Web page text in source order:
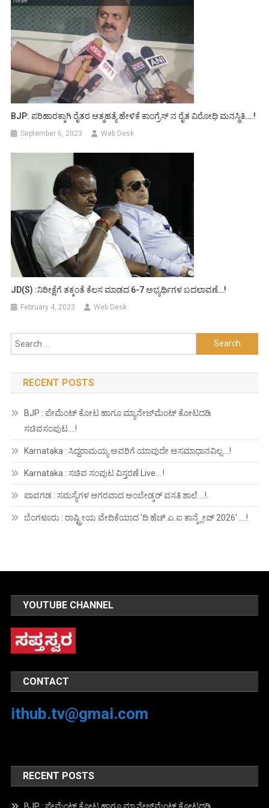
BJP: ಪರಿಹಾರಕ್ಕಾಗಿ ರೈತರ ಆತ್ಮಹತ್ಯೆ ಹೇಳಿಕೆ ಕಾಂಗ್ರೆಸ್ ನ ರೈತ ವಿರೋಧಿ ಮನಸ್ಥಿತಿ….!
September 6, 2023 Web Desk
JD(S) :ನಿರೀಕ್ಷೆಗೆ ತಕ್ಕಂತೆ ಕೆಲಸ ಮಾಡದ 6-7 ಅಭ್ಯರ್ಥಿಗಳ ಬದಲಾವಣೆ…!
February 4, 2023 Web Desk
Search
for:
RECENT POSTS
BJP : ಪೇಮೆಂಟ್ ಕೋಟ ಹಾಗೂ ಮ್ಯಾನೇಜ್‍ಮೆಂಟ್ ಕೋಟದಡಿ
ಸಚಿವಸಂಪುಟ….!
Karnataka : ಸಿದ್ದರಾಮಯ್ಯ ಅವರಿಗೆ ಯಾವುದೇ ಅಸಮಾಧಾನವಿಲ್ಲ….!
Karnataka : ಸಚಿವ ಸಂಪುಟ ವಿಸ್ತರಣೆ Live….!
ಪಾವಗಡ : ಸಮಸ್ಯೆಗಳ ಆಗರವಾದ ಅಂಬೇಡ್ಕರ್ ವಸತಿ ಶಾಲೆ….!.
ಬೆಂಗಳೂರು : ರಾಷ್ಟ್ರೀಯ ವೇದಿಕೆಯಾದ ‘ದಿ ಹೆಚ್.ಎ.ಐ ಕಾನ್ಕ್ಲೇವ್ 2026’ ….!
YOUTUBE CHANNEL
CONTACT
ithub.tv@gmai.com
RECENT POSTS
BJP : ಪೇಮೆಂಟ್ ಕೋಟ ಹಾಗೂ ಮ್ಯಾನೇಜ್‍ಮೆಂಟ್ ಕೋಟದಡಿ